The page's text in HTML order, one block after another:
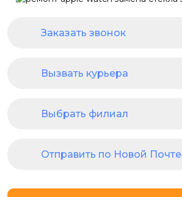
Заказать звонок
Вызвать курьера
Выбрать филиал
Отправить по Новой Почте